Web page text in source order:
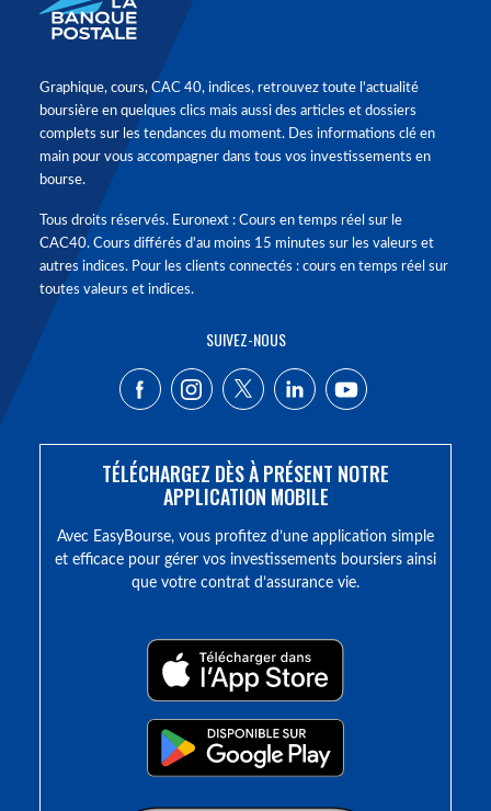
Graphique, cours, CAC 40, indices, retrouvez toute l'actualité
boursière en quelques clics mais aussi des articles et dossiers
complets sur les tendances du moment. Des informations clé en
main pour vous accompagner dans tous vos investissements en
bourse.
Tous droits réservés. Euronext : Cours en temps réel sur le
CAC40. Cours différés d'au moins 15 minutes sur les valeurs et
autres indices. Pour les clients connectés : cours en temps réel sur
toutes valeurs et indices.
SUIVEZ-NOUS
TÉLÉCHARGEZ DÈS À PRÉSENT NOTRE
APPLICATION MOBILE
Avec EasyBourse, vous profitez d’une application simple
et efficace pour gérer vos investissements boursiers ainsi
que votre contrat d’assurance vie.